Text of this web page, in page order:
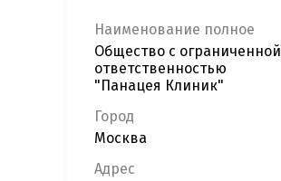
Наименование полное
Общество с ограниченной
ответственностью
"Панацея Клиник"
Город
Москва
Адрес